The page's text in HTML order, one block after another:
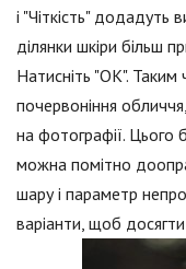
і "Чіткість" додадуть
ділянки шкіри більш
Натисніть "ОК".
почервоніння
на фотографії.
можна помітно
шару і параметр
варіанти, щоб